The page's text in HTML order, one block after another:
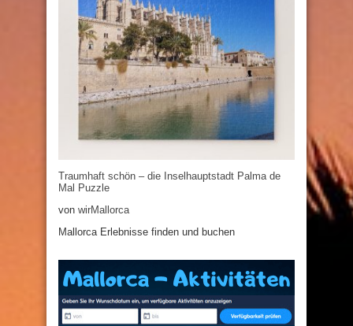
Traumhaft schön – die Inselhauptstadt Palma de
Mal Puzzle
von wirMallorca
Mallorca Erlebnisse finden und buchen